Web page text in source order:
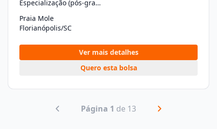
Especialização (pós-graduação)
Praia Mole
Florianópolis/SC
Ver mais detalhes
Quero esta bolsa
Página 1 de 13